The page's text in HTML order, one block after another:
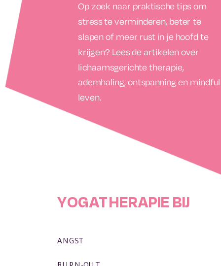
YOGATHERAPIE BIJ
ANGST
Op zoek naar praktische tips om
stress te verminderen, beter te
slapen of meer rust in je hoofd te
krijgen? Lees de artikelen over
lichaamsgerichte therapie,
ademhaling, ontspanning en mindful
leven.